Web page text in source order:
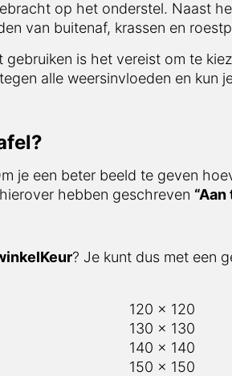
onderstel. Naast het voordeel
en roestplekken.
is het vereist om te
weersinvloeden en kun je jouw
een beter beeld te geven
hebben geschreven“Aan
? Je kunt dus met een
130 x 130
140 x 140
150 x 150
160 x 160